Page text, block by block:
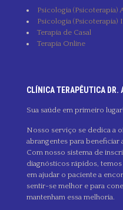
Psicologia (Psicoterapia)
Psicologia (Psicoterapia)
Terapia de Casal
Terapia Online
CLÍNICA TERAPÊUTICA DR.
Sua saúde em primeiro lugar!
Nosso serviço se dedica a
abrangentes para beneficiar
Com nosso sistema de
diagnósticos rápidos,
em ajudar o paciente a
sentir-se melhor e para
mantenham essa melhoria.